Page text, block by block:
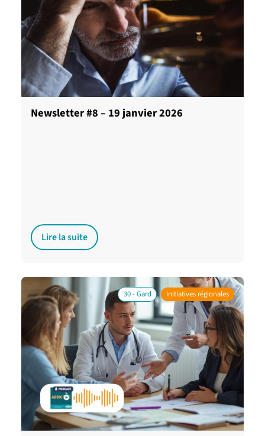
Newsletter #8 – 19 janvier 2026
Lire la suite
30 - Gard Initiatives régionales